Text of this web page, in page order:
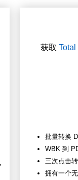
获取
批量转换
WBK 到
三次点击
拥有一个